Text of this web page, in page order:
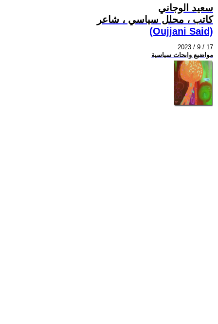
سعيد الوجاني
كاتب ، محلل سياسي ، شاعر
(Oujjani Said)
2023 / 9 / 17
مواضيع وابحاث سياسية